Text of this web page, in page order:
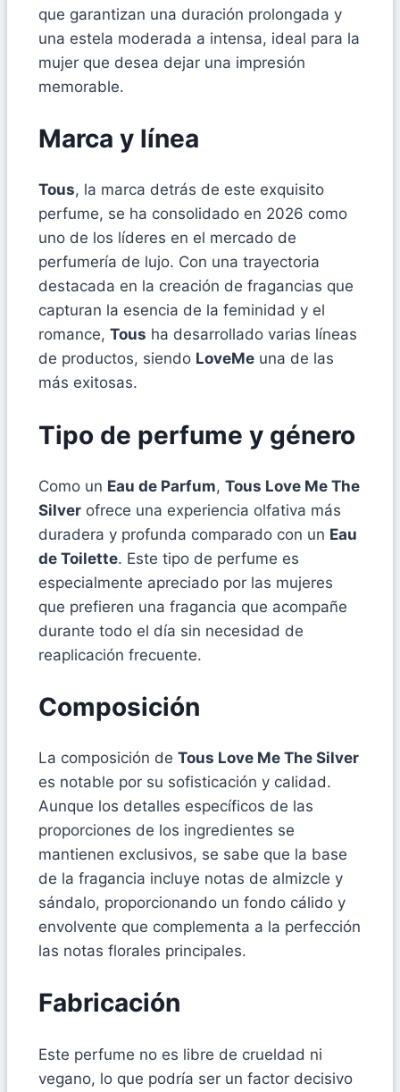
que garantizan una duración prolongada y
una estela moderada a intensa, ideal para la
mujer que desea dejar una impresión
memorable.
Marca y línea
Tous, la marca detrás de este exquisito
perfume, se ha consolidado en 2026 como
uno de los líderes en el mercado de
perfumería de lujo. Con una trayectoria
destacada en la creación de fragancias que
capturan la esencia de la feminidad y el
romance, Tous ha desarrollado varias líneas
de productos, siendo LoveMe una de las
más exitosas.
Tipo de perfume y género
Como un Eau de Parfum, Tous Love Me The
Silver ofrece una experiencia olfativa más
duradera y profunda comparado con un Eau
de Toilette. Este tipo de perfume es
especialmente apreciado por las mujeres
que prefieren una fragancia que acompañe
durante todo el día sin necesidad de
reaplicación frecuente.
Composición
La composición de Tous Love Me The Silver
es notable por su sofisticación y calidad.
Aunque los detalles específicos de las
proporciones de los ingredientes se
mantienen exclusivos, se sabe que la base
de la fragancia incluye notas de almizcle y
sándalo, proporcionando un fondo cálido y
envolvente que complementa a la perfección
las notas florales principales.
Fabricación
Este perfume no es libre de crueldad ni
vegano, lo que podría ser un factor decisivo